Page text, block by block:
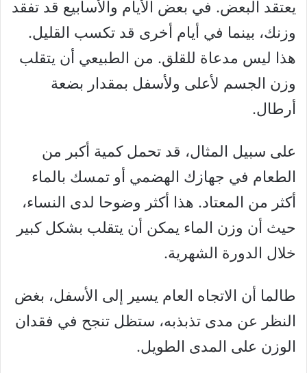
يعتقد البعض. في بعض الأيام والأسابيع قد تفقد
وزنك، بينما في أيام أخرى قد تكسب القليل.
هذا ليس مدعاة للقلق. من الطبيعي أن يتقلب
وزن الجسم لأعلى ولأسفل بمقدار بضعة
أرطال.
على سبيل المثال، قد تحمل كمية أكبر من
الطعام في جهازك الهضمي أو تمسك بالماء
أكثر من المعتاد. هذا أكثر وضوحا لدى النساء،
حيث أن وزن الماء يمكن أن يتقلب بشكل كبير
خلال الدورة الشهرية.
طالما أن الاتجاه العام يسير إلى الأسفل، بغض
النظر عن مدى تذبذبه، ستظل تنجح في فقدان
الوزن على المدى الطويل.